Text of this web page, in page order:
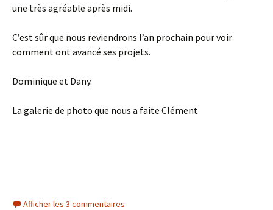
une très agréable après midi.
C’est sûr que nous reviendrons l’an prochain pour voir
comment ont avancé ses projets.
Dominique et Dany.
La galerie de photo que nous a faite Clément
Afficher les 3 commentaires